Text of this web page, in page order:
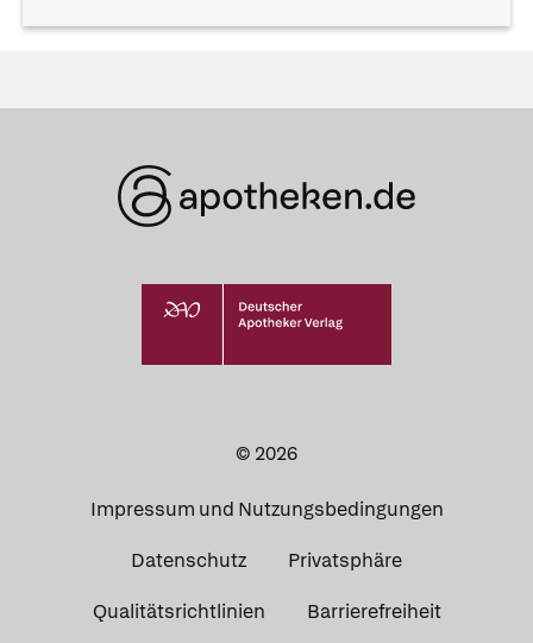
© 2026
Impressum und Nutzungsbedingungen
Datenschutz Privatsphäre
Qualitätsrichtlinien Barrierefreiheit